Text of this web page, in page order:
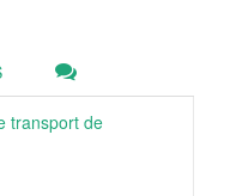
transport de